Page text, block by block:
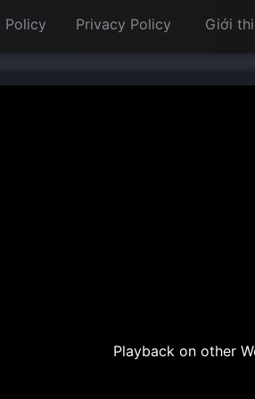
Policy Privacy Policy Giới
Playback on other